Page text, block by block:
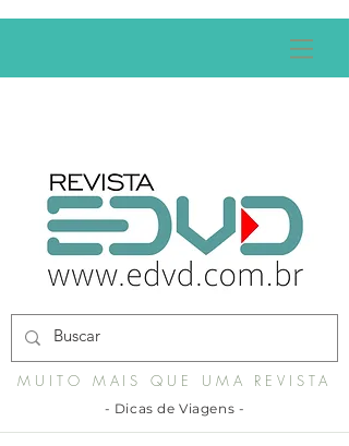
MUITO MAIS QUE UMA REVISTA
- Dicas de Viagens -